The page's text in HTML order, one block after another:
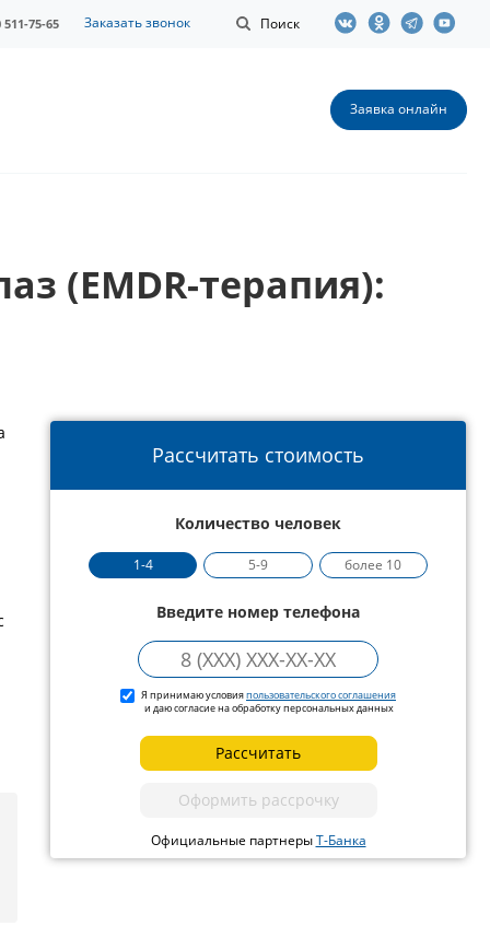
Поиск
511-75-65 Заказать звонок
Заявка онлайн
(EMDR-терапия):
Рассчитать стоимость
Количество человек
1-4 5-9 более 10
Введите номер телефона
Я принимаю условияпользовательского соглашения
и даю согласие на обработку персональных данных
Рассчитать
Оформить рассрочку
Официальные партнерыТ-Банка